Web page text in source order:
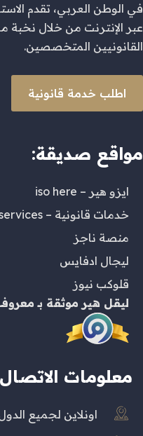
في الوطن العربي، تقدم
عبر الإنترنت من خلال نخبة
القانونيين المتخصصين.
اطلب خدمة قانونية
مواقع صديقة:
ايزو هير – iso here
خدمات قانونية – legal services
منصة ناجز
ليجال ادفايس
قلوكب نيوز
ليقل هير موثقة بـ
معلومات الاتصال
اونلاين لجميع